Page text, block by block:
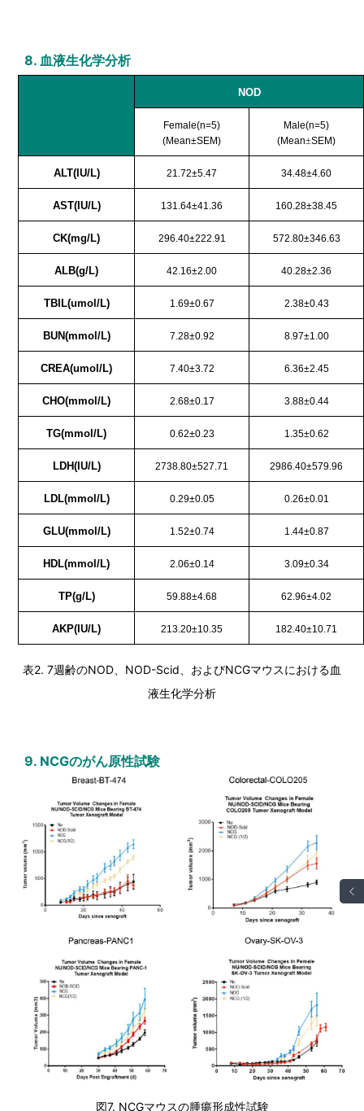
8. 血液生化学分析
NOD
Female(n=5)
(Mean±SEM)
Male(n=5)
(Mean±SEM)
ALT(IU/L) 21.72±5.47 34.48±4.60
AST(IU/L) 131.64±41.36 160.28±38.45
CK(mg/L) 296.40±222.91 572.80±346.63
ALB(g/L) 42.16±2.00 40.28±2.36
TBIL(umol/L) 1.69±0.67 2.38±0.43
BUN(mmol/L) 7.28±0.92 8.97±1.00
CREA(umol/L) 7.40±3.72 6.36±2.45
CHO(mmol/L) 2.68±0.17 3.88±0.44
TG(mmol/L) 0.62±0.23 1.35±0.62
LDH(IU/L) 2738.80±527.71 2986.40±579.96
LDL(mmol/L) 0.29±0.05 0.26±0.01
GLU(mmol/L) 1.52±0.74 1.44±0.87
HDL(mmol/L) 2.06±0.14 3.09±0.34
TP(g/L) 59.88±4.68 62.96±4.02
AKP(IU/L) 213.20±10.35 182.40±10.71
表2. 7週齢のNOD、NOD-Scid、およびNCGマウスにおける血
液生化学分析
9. NCGのがん原性試験
図7. NCGマウスの腫瘍形成性試験